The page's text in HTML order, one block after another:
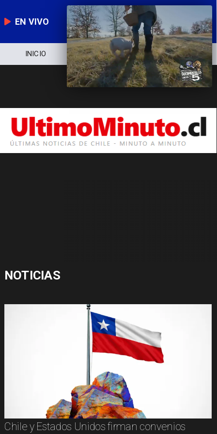
EN VIVO
INICIO NOTICIERO POLÍTICA
NOTICIAS
Chile y Estados Unidos firman convenios